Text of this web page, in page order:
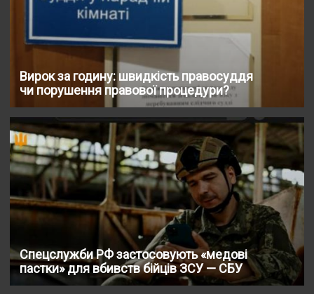
Вирок за годину: швидкість правосуддя
чи порушення правової процедури?
Спецслужби РФ застосовують «медові
пастки» для вбивств бійців ЗСУ — СБУ